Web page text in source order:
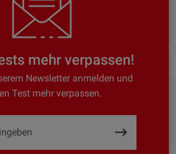
mehr verpassen!
Newsletter anmelden und
Test mehr verpassen.